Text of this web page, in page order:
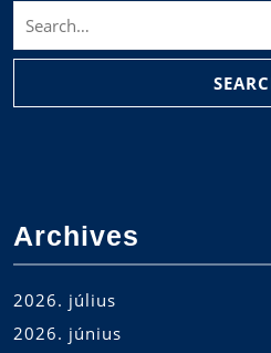
for:
Archives
2026. július
2026. június